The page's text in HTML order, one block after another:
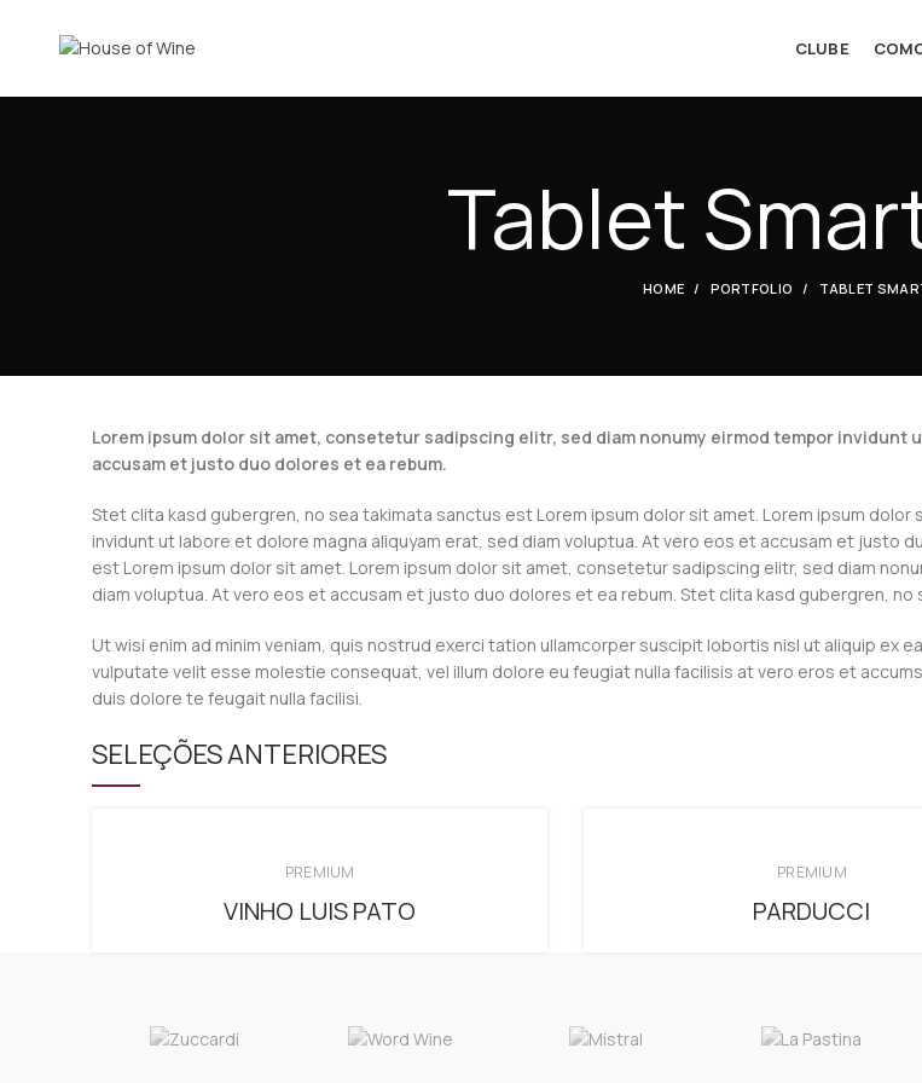
CLUBE
Tablet
HOME PORTFOLIO TABLET
Lorem ipsum dolor sit amet, consetetur sadipscing elitr, sed diam nonumy eirmod tempor invidunt
accusam et justo duo dolores et ea rebum.
Stet clita kasd gubergren, no sea takimata sanctus est Lorem ipsum dolor sit amet. Lorem ipsum
invidunt ut labore et dolore magna aliquyam erat, sed diam voluptua. At vero eos et accusam et justo
est Lorem ipsum dolor sit amet. Lorem ipsum dolor sit amet, consetetur sadipscing elitr, sed diam
diam voluptua. At vero eos et accusam et justo duo dolores et ea rebum. Stet clita kasd gubergren,
Ut wisi enim ad minim veniam, quis nostrud exerci tation ullamcorper suscipit lobortis nisl ut aliquip ex
vulputate velit esse molestie consequat, vel illum dolore eu feugiat nulla facilisis at vero eros et
duis dolore te feugait nulla facilisi.
SELEÇÕES ANTERIORES
PREMIUM
VINHO LUIS PATO
PREMIUM
PARDUCCI